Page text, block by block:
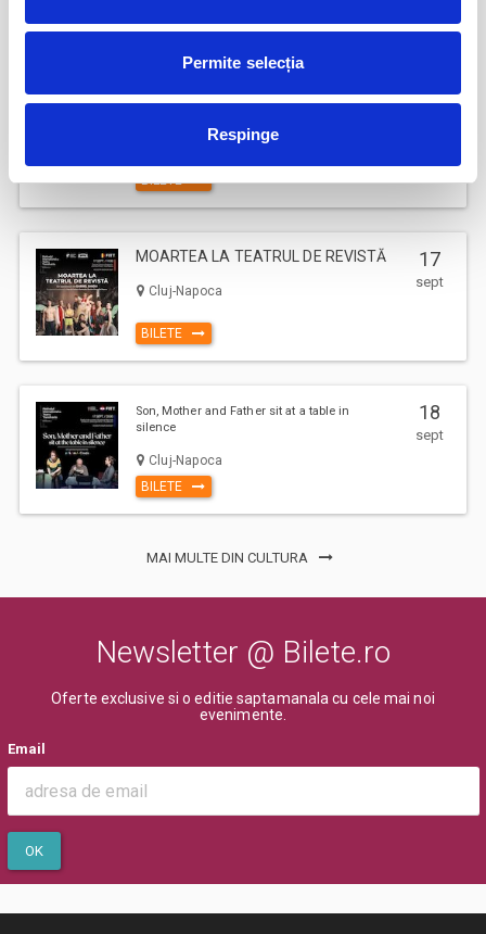
Permite selecția
Respinge
BILETE
Deschiderea Stagiunii - Filarmonica Pitesti
BILETE
17
MOARTEA LA TEATRUL DE REVISTĂ
Cluj-Napoca
BILETE
17
sept
Son, Mother and Father sit at a table in
silence
Cluj-Napoca
BILETE
18
sept
MAI MULTE DIN CULTURA
Newsletter @ Bilete.ro
Oferte exclusive si o editie saptamanala cu cele mai noi
evenimente.
Email
OK